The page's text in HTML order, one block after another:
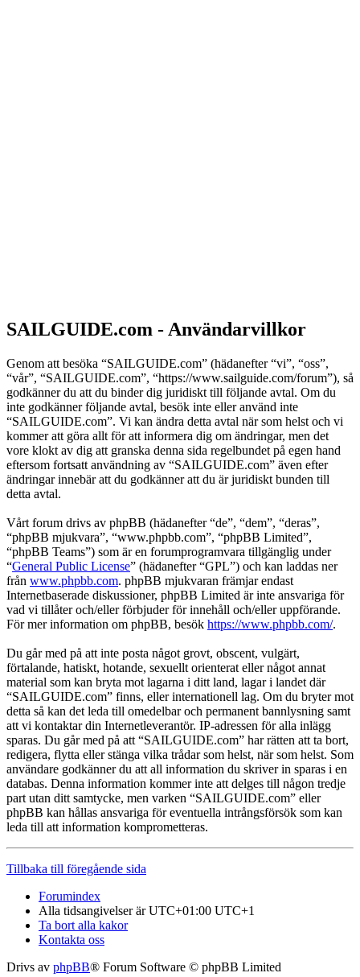
SAILGUIDE.com - Användarvillkor
Genom att besöka “SAILGUIDE.com” (hädanefter “vi”, “oss”,
“vår”, “SAILGUIDE.com”, “https://www.sailguide.com/forum”), så
godkänner du att du binder dig juridiskt till följande avtal. Om du
inte godkänner följande avtal, besök inte eller använd inte
“SAILGUIDE.com”. Vi kan ändra detta avtal när som helst och vi
kommer att göra allt för att informera dig om ändringar, men det
vore klokt av dig att granska denna sida regelbundet på egen hand
eftersom fortsatt användning av “SAILGUIDE.com” även efter
ändringar innebär att du godkänner att du är juridiskt bunden till
detta avtal.
Vårt forum drivs av phpBB (hädanefter “de”, “dem”, “deras”,
“phpBB mjukvara”, “www.phpbb.com”, “phpBB Limited”,
“phpBB Teams”) som är en forumprogramvara tillgänglig under
“General Public License” (hädanefter “GPL”) och kan laddas ner
från www.phpbb.com. phpBB mjukvaran främjar endast
Internetbaserade diskussioner, phpBB Limited är inte ansvariga för
vad vi tillåter och/eller förbjuder för innehåll och/eller uppförande.
För mer information om phpBB, besök https://www.phpbb.com/.
Du går med på att inte posta något grovt, obscent, vulgärt,
förtalande, hatiskt, hotande, sexuellt orienterat eller något annat
material som kan bryta mot lagarna i ditt land, lagar i landet där
“SAILGUIDE.com” finns, eller internationell lag. Om du bryter mot
detta så kan det leda till omedelbar och permanent bannlysning samt
att vi kontaktar din Internetleverantör. IP-adressen för alla inlägg
sparas. Du går med på att “SAILGUIDE.com” har rätten att ta bort,
redigera, flytta eller stänga vilka trådar som helst, när som helst. Som
användare godkänner du att all information du skriver in sparas i en
databas. Denna information kommer inte att delges till någon tredje
part utan ditt samtycke, men varken “SAILGUIDE.com” eller
phpBB kan hållas ansvariga för eventuella intrångsförsök som kan
leda till att information komprometteras.
Tillbaka till föregående sida
Forumindex
Alla tidsangivelser är UTC+01:00 UTC+1
Ta bort alla kakor
Kontakta oss
Drivs av phpBB® Forum Software © phpBB Limited